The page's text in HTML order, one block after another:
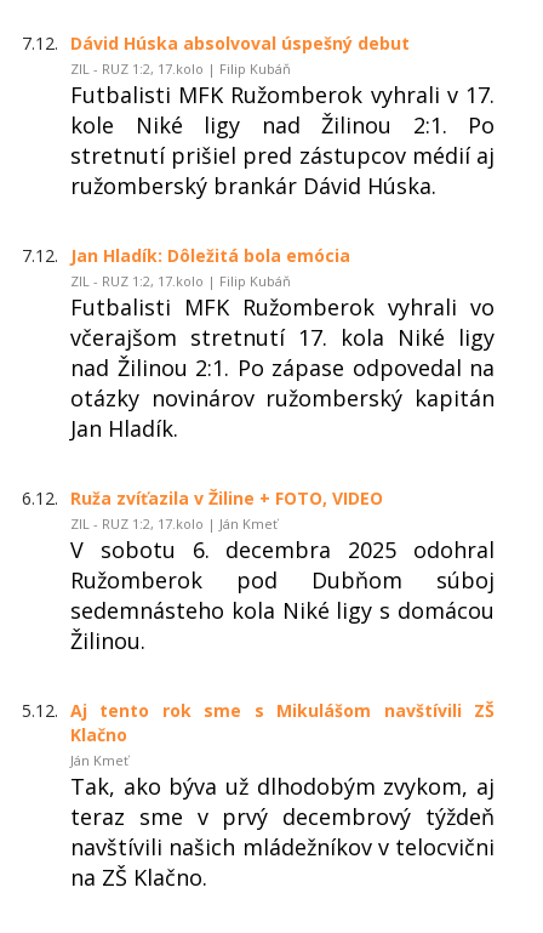
7.12. Dávid Húska absolvoval úspešný debut
ZIL - RUZ 1:2, 17.kolo | Filip Kubáň
Futbalisti MFK Ružomberok vyhrali v 17.
kole Niké ligy nad Žilinou 2:1. Po
stretnutí prišiel pred zástupcov médií aj
ružomberský brankár Dávid Húska.
7.12. Jan Hladík: Dôležitá bola emócia
ZIL - RUZ 1:2, 17.kolo | Filip Kubáň
Futbalisti MFK Ružomberok vyhrali vo
včerajšom stretnutí 17. kola Niké ligy
nad Žilinou 2:1. Po zápase odpovedal na
otázky novinárov ružomberský kapitán
Jan Hladík.
6.12. Ruža zvíťazila v Žiline + FOTO, VIDEO
ZIL - RUZ 1:2, 17.kolo | Ján Kmeť
V sobotu 6. decembra 2025 odohral
Ružomberok pod Dubňom súboj
sedemnásteho kola Niké ligy s domácou
Žilinou.
5.12. Aj tento rok sme s Mikulášom navštívili ZŠ
Klačno
Ján Kmeť
Tak, ako býva už dlhodobým zvykom, aj
teraz sme v prvý decembrový týždeň
navštívili našich mládežníkov v telocvični
na ZŠ Klačno.